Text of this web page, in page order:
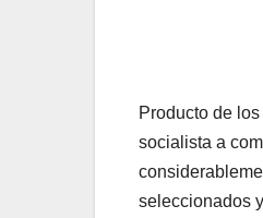
Producto de
socialista a
seleccionados